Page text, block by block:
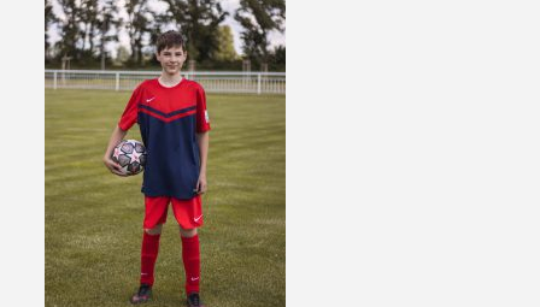
ST. ŽÁCI
ML. ŽÁCI
ST. PŘÍPRAVKA
ML. PŘÍPRAVKA
MINI